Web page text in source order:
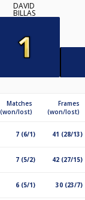
DAVID
BILLAS
Matches
(won/lost)
Frames
(won/lost)
7 (6/1) 41 (28/13)
7 (5/2) 42 (27/15)
6 (5/1) 30 (23/7)